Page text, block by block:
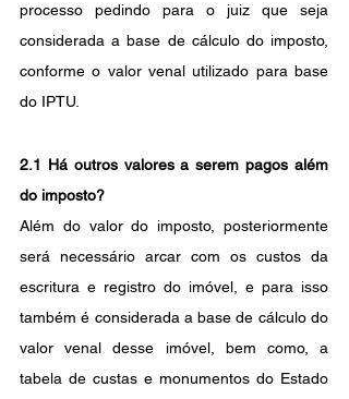
processo pedindo para o juiz que seja
considerada a base de cálculo do imposto,
conforme o valor venal utilizado para base
do IPTU.
2.1 Há outros valores a serem pagos além
do imposto?
Além do valor do imposto, posteriormente
será necessário arcar com os custos da
escritura e registro do imóvel, e para isso
também é considerada a base de cálculo do
valor venal desse imóvel, bem como, a
tabela de custas e monumentos do Estado